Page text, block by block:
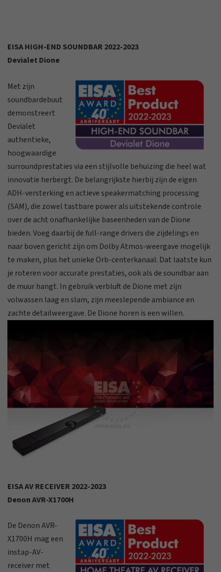
EISA HIGH-END SOUNDBAR 2022-2023
Devialet Dione
Met zijn
soundbardebuut
demonstreert
Devialet
authentieke,
hoogwaardige
surroundprestaties via een stijlvolle behuizing die heel wat
innovatie herbergt. De belangrijkste hierbij zijn de eigen
ADH-versterking en actieve speakermatching processing
(SAM), die zowel tastbare power als uitstekende controle
over de acht onafhankelijke baseenheden van de Dione
bieden. Voeg daarbij de full-range drivers die zijdelings en
naar boven gericht zijn om Dolby Atmos-weergave mogelijk
te maken, plus het unieke Orb-centerkanaal. Dat laatste kun
je roteren voor accurate prestaties, ook als de soundbar aan
de muur hangt. In gebruik verbluft de Dione met zijn
volwassen laag en slam, zijn meeslepende ambiance en
zachte detailweergave. De Dione horen is een willen.
EISA AV RECEIVER 2022-2023
Denon AVR-X1700H
De Denon AVR-
X1700H mag een
instap-AV-
receiver met